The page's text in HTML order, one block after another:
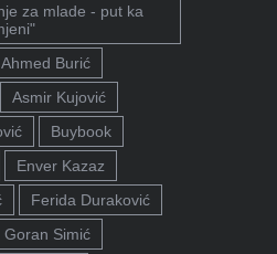
za mlade - put ka
Ahmed Burić
Asmir Kujović
Buybook
Enver Kazaz
Ferida Duraković
Goran Simić